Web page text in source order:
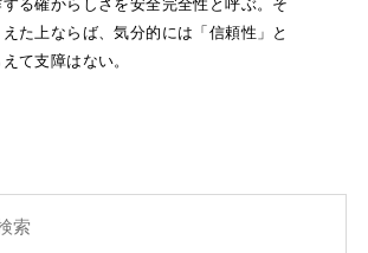
る確からしさを安全完全性と呼ぶ。そ
た上ならば、気分的には「信頼性」と
て支障はない。